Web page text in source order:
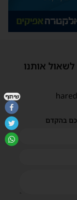
לשאול אותנו
בהקדם
שיתוף